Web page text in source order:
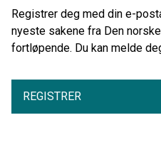
Registrer deg med din e-
nyeste sakene fra Den
fortløpende. Du kan melde
REGISTRER